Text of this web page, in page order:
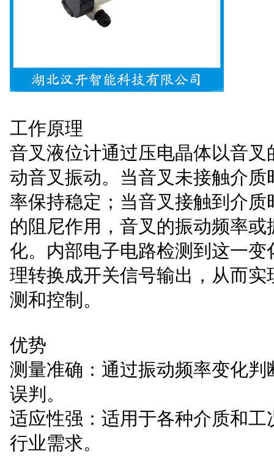
工作原理
音叉液位计通过压电晶体以音叉
动音叉振动。当音叉未接触介质
率保持稳定；当音叉接触到介质
的阻尼作用，音叉的振动频率或
化。内部电子电路检测到这一变
理转换成开关信号输出，从而实
测和控制。
优势
测量准确：通过振动频率变化判
误判。
适应性强：适用于各种介质和工
行业需求。